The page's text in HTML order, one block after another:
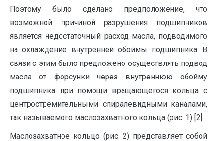
Поэтому было сделано предположение, что
возможной причиной разрушения подшипников
является недостаточный расход масла, подводимого
на охлаждение внутренней обоймы подшипника. В
связи с этим было предложено осуществлять подвод
масла от форсунки через внутреннюю обойму
подшипника при помощи вращающегося кольца с
центростремительными спиралевидными каналами,
так называемого маслозахватного кольца (рис. 1) [2].
Маслозахватное кольцо (рис. 2) представляет собой